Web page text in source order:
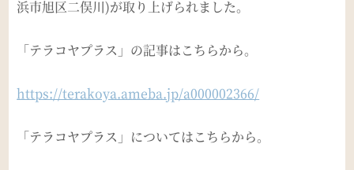
浜市旭区二俣川)が取り上げられました。
「テラコヤプラス」の記事はこちらから。
https://terakoya.ameba.jp/a000002366/
「テラコヤプラス」についてはこちらから。